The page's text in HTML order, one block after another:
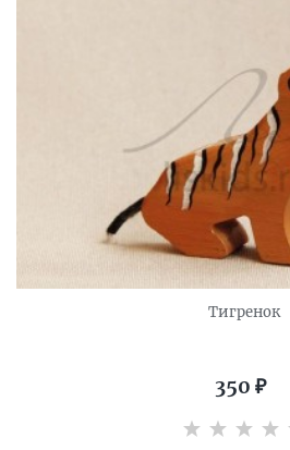
Тигренок
350 ₽